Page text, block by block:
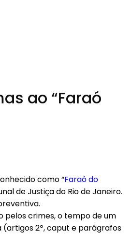
ao “Faraó
como “Faraó do
de Justiça do Rio de Janeiro.
pelos crimes, o tempo de um
2º, caput e parágrafos